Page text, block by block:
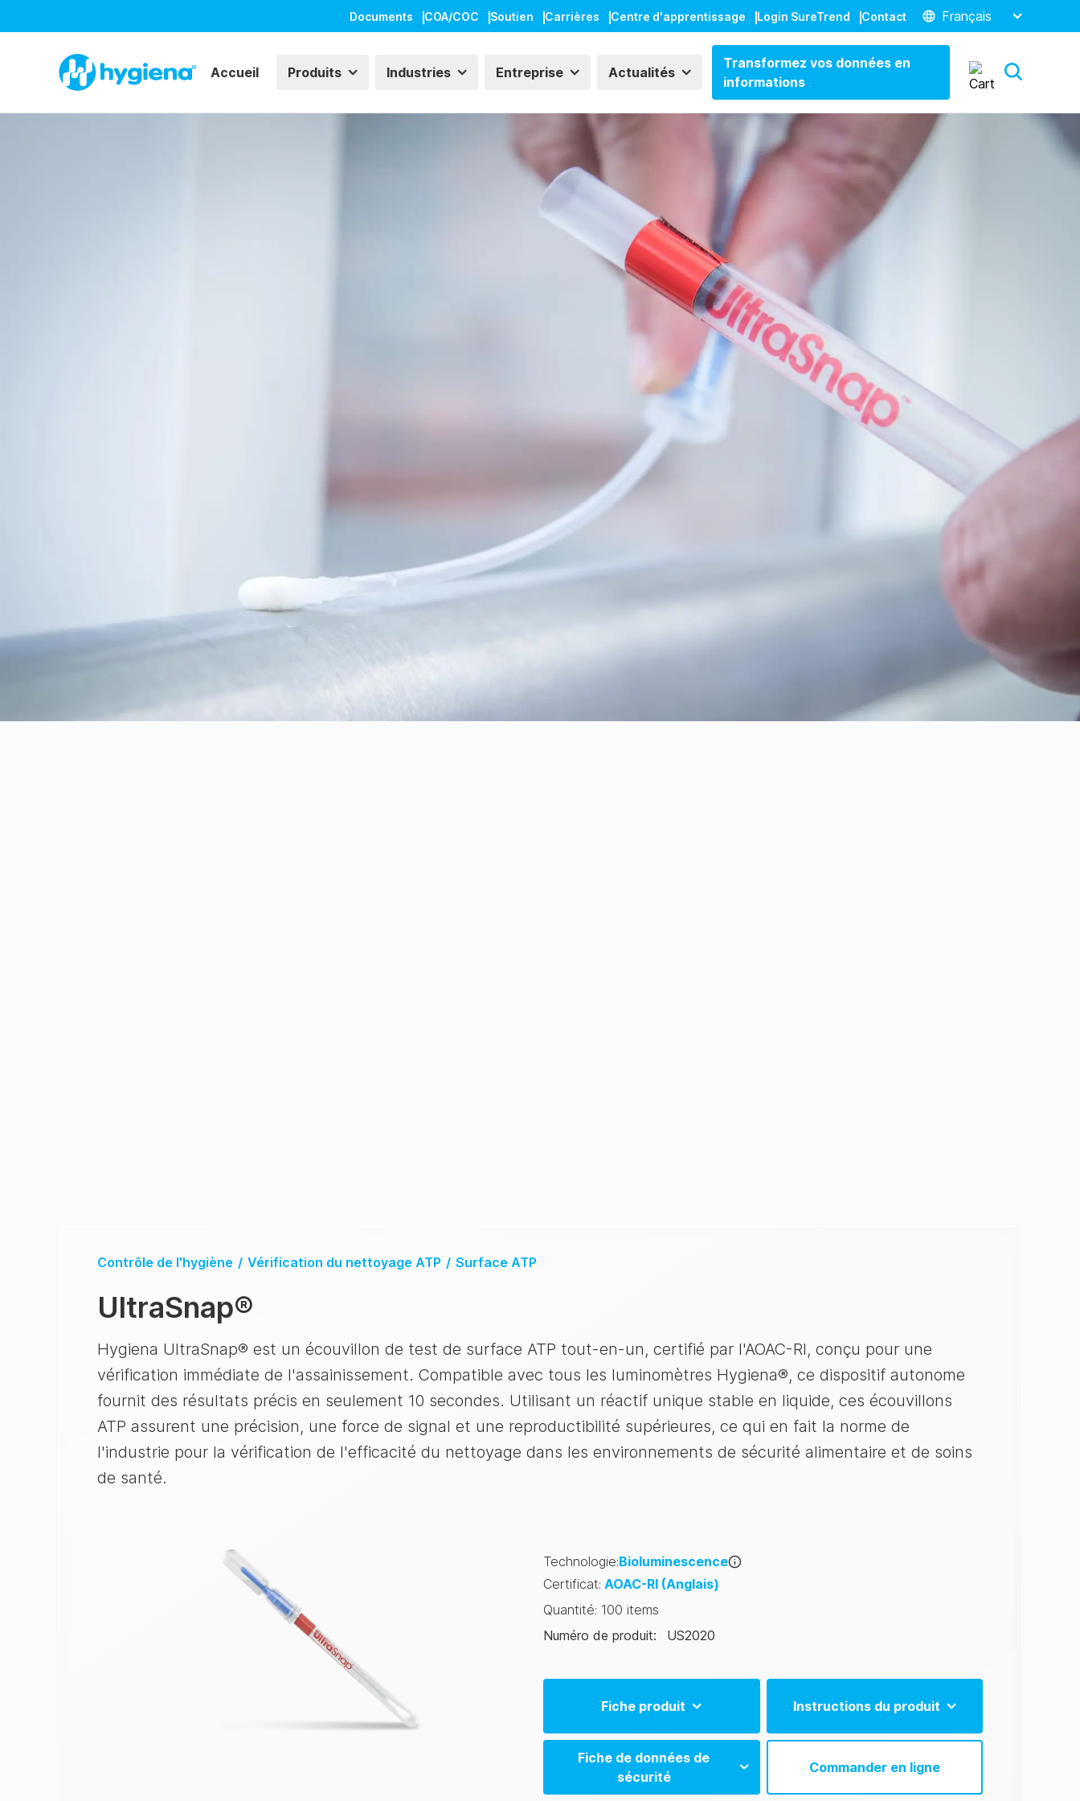
Documents COA/COC Soutien Carrières Centre d'apprentissage Login SureTrend Contact Français
Accueil Produits Industries Entreprise Actualités
Transformez vos données en
informations
Contrôle de l'hygiène / Vérification du nettoyage ATP / Surface ATP
UltraSnap®
Hygiena UltraSnap® est un écouvillon de test de surface ATP tout-en-un, certifié par l'AOAC-RI, conçu pour une
vérification immédiate de l'assainissement. Compatible avec tous les luminomètres Hygiena®, ce dispositif autonome
fournit des résultats précis en seulement 10 secondes. Utilisant un réactif unique stable en liquide, ces écouvillons
ATP assurent une précision, une force de signal et une reproductibilité supérieures, ce qui en fait la norme de
l'industrie pour la vérification de l'efficacité du nettoyage dans les environnements de sécurité alimentaire et de soins
de santé.
Technologie:Bioluminescence
Certificat: AOAC-RI (Anglais)
Quantité: 100 items
Numéro de produit: US2020
Fiche produit
UltraSnap Product Sheet (FR)
Instructions du produit
UltraSnap Instructions (ES)
Fiche de données de
sécurité
Commander en ligne